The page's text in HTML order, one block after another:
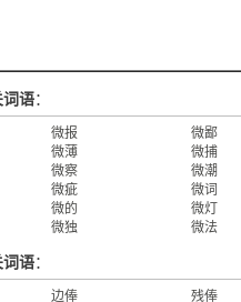
词语：
微报 微鄙
微薄 微捕
微察 微潮
微疵 微词
微的 微灯
微独 微法
词语：
边俸 残俸